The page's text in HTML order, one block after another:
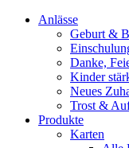
Anlässe
Geburt &
Danke,
Kinder
Neues
Trost &
Produkte
Karten